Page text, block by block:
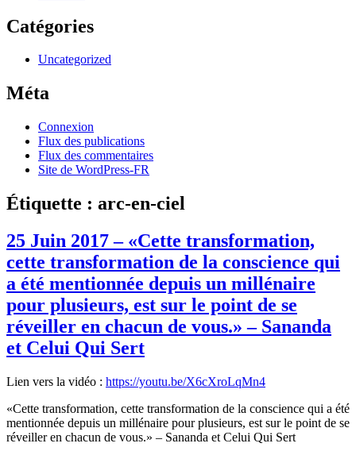
Catégories
Uncategorized
Méta
Connexion
Flux des publications
Flux des commentaires
Site de WordPress-FR
Étiquette : arc-en-ciel
25 Juin 2017 – «Cette transformation,
cette transformation de la conscience qui
a été mentionnée depuis un millénaire
pour plusieurs, est sur le point de se
réveiller en chacun de vous.» – Sananda
et Celui Qui Sert
Lien vers la vidéo : https://youtu.be/X6cXroLqMn4
«Cette transformation, cette transformation de la conscience qui a été
mentionnée depuis un millénaire pour plusieurs, est sur le point de se
réveiller en chacun de vous.» – Sananda et Celui Qui Sert